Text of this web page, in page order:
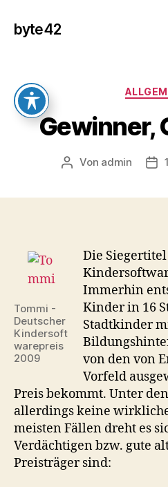
byte42
Gewinner,
Beitragsautor
Von admin
Tommi -
Deutscher
Kindersoft
warepreis
2009
Die
Immerhin
Kinder in 16
Stadtkinder
von den von
Vorfeld
Preis bekommt. Unter
allerdings keine
meisten Fällen dreht es
Verdächtigen bzw. gute
Preisträger sind: